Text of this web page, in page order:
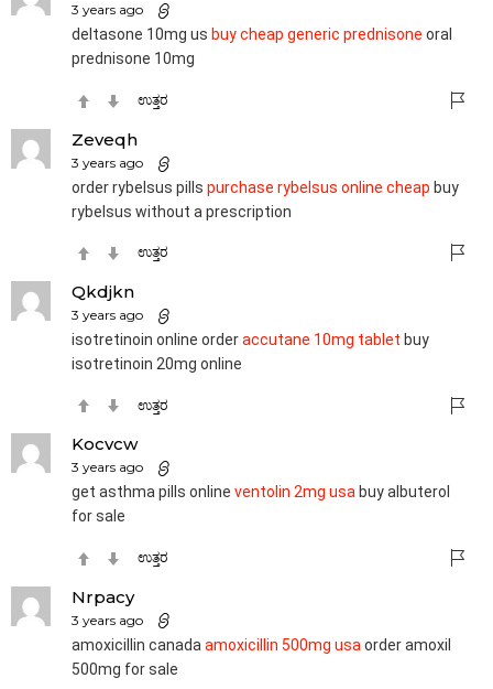
3 years ago
deltasone 10mg us buy cheap generic prednisone oral
prednisone 10mg
ಉತ್ತರ
Zeveqh
3 years ago
order rybelsus pills purchase rybelsus online cheap buy
rybelsus without a prescription
ಉತ್ತರ
Qkdjkn
3 years ago
isotretinoin online orderaccutane 10mg tablet buy
isotretinoin 20mg online
ಉತ್ತರ
Kocvcw
3 years ago
get asthma pills online ventolin 2mg usa buy albuterol
for sale
ಉತ್ತರ
Nrpacy
3 years ago
amoxicillin canada amoxicillin 500mg usa order amoxil
500mg for sale